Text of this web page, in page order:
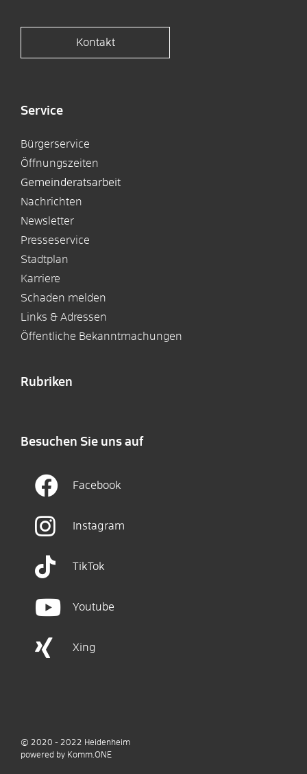
Kontakt
Service
Bürgerservice
Öffnungszeiten
Gemeinderatsarbeit
Nachrichten
Newsletter
Presseservice
Stadtplan
Karriere
Schaden melden
Links & Adressen
Öffentliche Bekanntmachungen
Rubriken
Besuchen Sie uns auf
Facebook
Instagram
TikTok
Youtube
Xing
© 2020 - 2022 Heidenheim
powered by Komm.ONE